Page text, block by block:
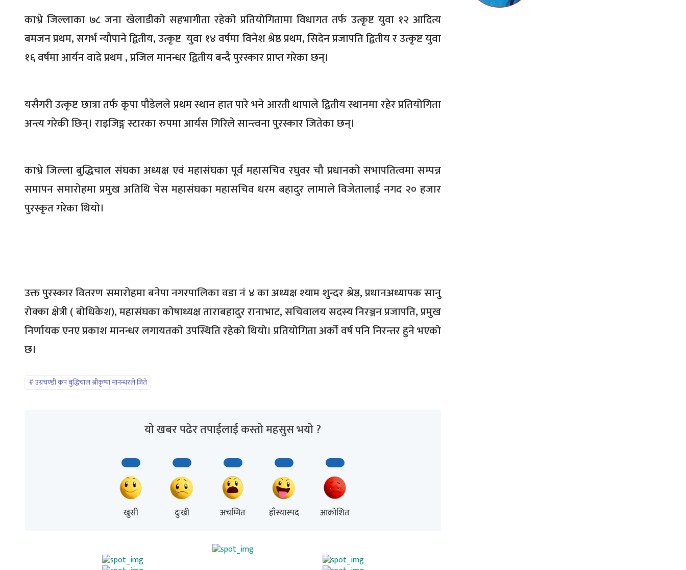
काभ्रे जिल्लाका ७८ जना खेलाडीको सहभागीता रहेको प्रतियोगितामा विधागत तर्फ उत्कृष्ट युवा १२ आदित्य
बमजन प्रथम, सगर्भ न्यौपाने द्वितीय, उत्कृष्ट युवा १४ वर्षमा विनेश श्रेष्ठ प्रथम, सिदेन प्रजापति द्वितीय र उत्कृष्ट युवा
१६ वर्षमा आर्यन वादे प्रथम , प्रजिल मानन्धर द्वितीय बन्दै पुरस्कार प्राप्त गरेका छन्।
यसैगरी उत्कृष्ट छात्रा तर्फ कृपा पौडेलले प्रथम स्थान हात पारे भने आरती थापाले द्वितीय स्थानमा रहेर प्रतियोगिता
अन्त्य गरेकी छिन्। राइजिङ्ग स्टारका रुपमा आर्यस गिरिले सान्त्वना पुरस्कार जितेका छन्।
काभ्रे जिल्ला बुद्धिचाल संघका अध्यक्ष एवं महासंघका पूर्व महासचिव रघुवर चौ प्रधानको सभापतित्वमा सम्पन्न
समापन समारोहमा प्रमुख अतिथि चेस महासंघका महासचिव धरम बहादुर लामाले विजेतालाई नगद २० हजार
पुरस्कृत गरेका थियो।
उक्त पुरस्कार वितरण समारोहमा बनेपा नगरपालिका वडा नं ४ का अध्यक्ष श्याम शुन्दर श्रेष्ठ, प्रधानअध्यापक सानु
रोक्का क्षेत्री ( बोधिकेश), महासंघका कोषाध्यक्ष ताराबहादुर रानाभाट, सचिवालय सदस्य निरञ्जन प्रजापति, प्रमुख
निर्णायक एनए प्रकाश मानन्धर लगायतको उपस्थिति रहेको थियो। प्रतियोगिता अर्को वर्ष पनि निरन्तर हुने भएको
छ।
उग्रचण्डी कप बुद्धिचाल श्रीकृष्ण मानन्धरले जिते
यो खबर पढेर तपाईलाई कस्तो महसुस भयो ?
खुसी दुःखी अचम्मित हाँस्यास्पद आक्रोशित